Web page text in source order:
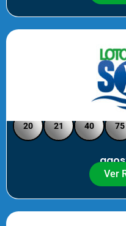
Loto Pool
20 21 40 75
Ver